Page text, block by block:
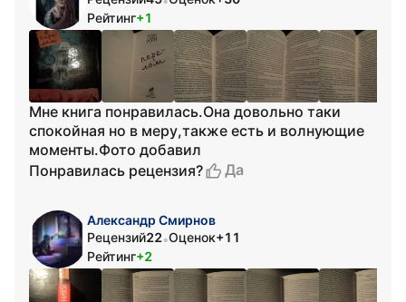
Рейтинг+1
Мне книга понравилась.Она довольно таки
спокойная но в меру,также есть и волнующие
моменты.Фото добавил
Понравилась рецензия?
Да
Александр Смирнов
Рецензий22•Оценок+11
Рейтинг+2